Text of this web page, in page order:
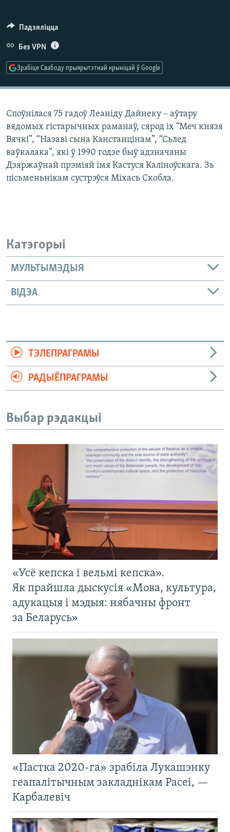
КАЛЯНДАР
НА ХВАЛЯХ СВАБОДЫ
Падзяліцца
Без VPN
Зрабіце Свабоду прыярытэтнай крыніцай ў Google
Споўнілася 75 гадоў Леаніду Дайнеку – аўтару
вядомых гістарычных раманаў, сярод іх “Меч князя
Вячкі”, “Назаві сына Канстанцінам”, “Сьлед
ваўкалака”, які ў 1990 годзе быў адзначаны
Дзяржаўнай прэміяй імя Кастуся Каліноўскага. Зь
пісьменьнікам сустрэўся Міхась Скобла.
Катэгорыі
МУЛЬТЫМЭДЫЯ
ВІДЭА
ТЭЛЕПРАГРАМЫ
РАДЫЁПРАГРАМЫ
Выбар рэдакцыі
«Усё кепска і вельмі кепска».
Як прайшла дыскусія «Мова, культура,
адукацыя і мэдыя: нябачны фронт
за Беларусь»
«Пастка 2020-га» зрабіла Лукашэнку
геапалітычным закладнікам Расеі, —
Карбалевіч